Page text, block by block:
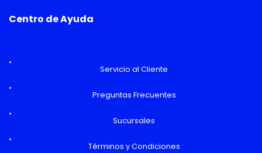
Centro de Ayuda
Servicio al Cliente
Preguntas Frecuentes
Sucursales
Términos y Condiciones